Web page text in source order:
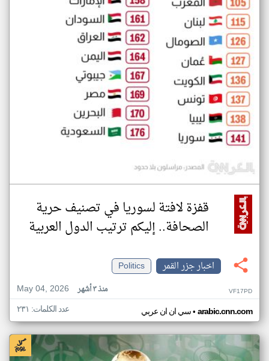
قفزة لافتة لسوريا في تصنيف حرية
الصحافة.. إليكم ترتيب الدول العربية
اخبار جزر القمر
Politics
May 04, 2026
منذ ٣ أشهر VF17PD
سي ان ان عربي• arabic.cnn.com عدد الكلمات: ٢٣١